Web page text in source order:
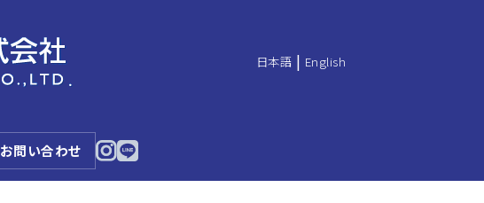
日本語 | English
お問い合わせ